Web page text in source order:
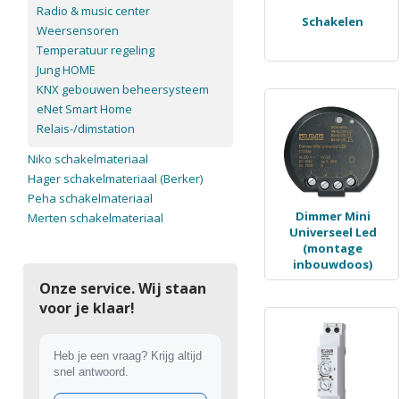
Schakelen
Dimmer Mini
Universeel Led
(montage
inbouwdoos)
Radio & music center
Weersensoren
Temperatuur regeling
Jung HOME
KNX gebouwen beheersysteem
eNet Smart Home
Relais-/dimstation
Niko schakelmateriaal
Hager schakelmateriaal (Berker)
Peha schakelmateriaal
Merten schakelmateriaal
Onze service. Wij staan
voor je klaar!
Heb je een vraag? Krijg altijd
snel antwoord.